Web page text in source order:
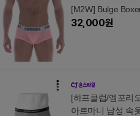
[M2W] Bulge
32,000원
[하프클럽/엠포리
아르마니 남성 속